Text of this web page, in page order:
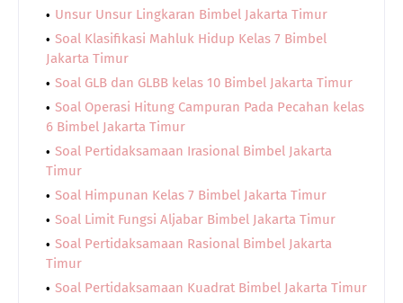
Unsur Unsur Lingkaran Bimbel Jakarta Timur
Soal Klasifikasi Mahluk Hidup Kelas 7 Bimbel
Jakarta Timur
Soal GLB dan GLBB kelas 10 Bimbel Jakarta Timur
Soal Operasi Hitung Campuran Pada Pecahan kelas
6 Bimbel Jakarta Timur
Soal Pertidaksamaan Irasional Bimbel Jakarta
Timur
Soal Himpunan Kelas 7 Bimbel Jakarta Timur
Soal Limit Fungsi Aljabar Bimbel Jakarta Timur
Soal Pertidaksamaan Rasional Bimbel Jakarta
Timur
Soal Pertidaksamaan Kuadrat Bimbel Jakarta Timur